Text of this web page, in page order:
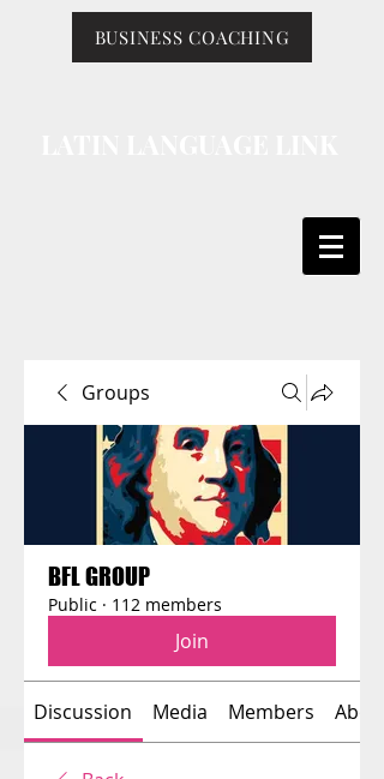
BUSINESS COACHING
Groups
BFL GROUP
Public · 112 members
Join
Discussion Media Members About